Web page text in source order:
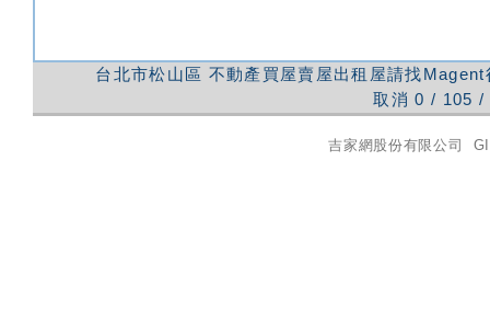
台北市松山區 不動產買屋賣屋出租屋請找
取消 0 / 105 /
吉家網股份有限公司